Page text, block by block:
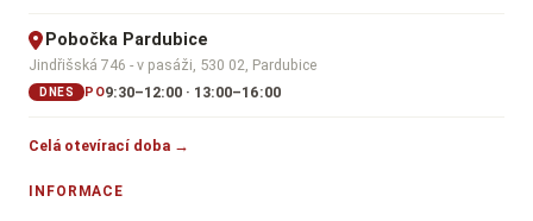
Pobočka Pardubice
Jindřišská 746 - v pasáži, 530 02, Pardubice
DNES PO9:30–12:00 · 13:00–16:00
Celá otevírací doba →
INFORMACE